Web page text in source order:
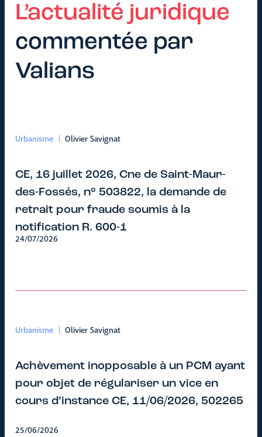
L’actualité juridique
commentée par
Valians
Urbanisme Olivier Savignat
CE, 16 juillet 2026, Cne de Saint-Maur-
des-Fossés, n° 503822, la demande de
retrait pour fraude soumis à la
notification R. 600-1
24/07/2026
Urbanisme Olivier Savignat
Achèvement inopposable à un PCM ayant
pour objet de régulariser un vice en
cours d’instance CE, 11/06/2026, 502265
25/06/2026